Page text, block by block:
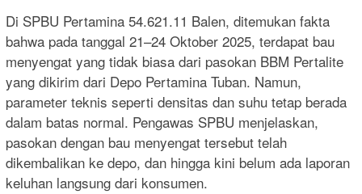
Di SPBU Pertamina 54.621.11 Balen, ditemukan fakta
bahwa pada tanggal 21–24 Oktober 2025, terdapat bau
menyengat yang tidak biasa dari pasokan BBM Pertalite
yang dikirim dari Depo Pertamina Tuban. Namun,
parameter teknis seperti densitas dan suhu tetap berada
dalam batas normal. Pengawas SPBU menjelaskan,
pasokan dengan bau menyengat tersebut telah
dikembalikan ke depo, dan hingga kini belum ada laporan
keluhan langsung dari konsumen.